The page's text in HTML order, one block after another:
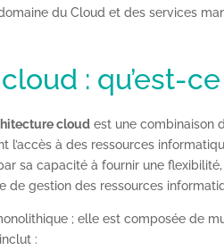
du Cloud et des services
: qu’est-ce
cloudest une combinaison
l’accès à des ressources
sa capacité à fournir une
de gestion des ressources
; elle est composée de
: